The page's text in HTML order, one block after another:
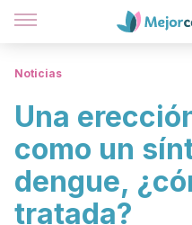
Noticias
Una
como un
dengue,
tratada?